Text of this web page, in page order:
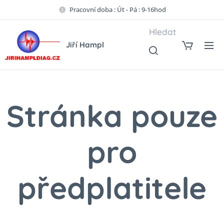
Pracovní doba : Út - Pá : 9-16hod
Jiří Hampl
Hledat
Stránka pouze
pro
předplatitele